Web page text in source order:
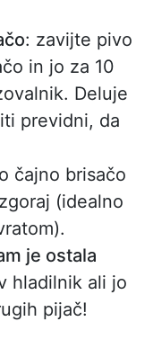
: zavijte pivo
in jo za 10
Deluje
previdni, da
čajno brisačo
(idealno
je ostala
hladilnik ali jo
pijač!